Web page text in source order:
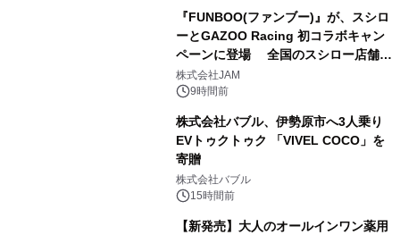
『FUNBOO(ファンブー)』が、スシロ
ーとGAZOO Racing 初コラボキャン
ペーンに登場 全国のスシロー店舗で
GR 4車種の FUNBOO(ミニカー)付き
メニューが展開されます
株式会社JAM
9時間前
株式会社バブル、伊勢原市へ3人乗り
EVトゥクトゥク 「VIVEL COCO」を
寄贈
株式会社バブル
15時間前
【新発売】大人のオールインワン薬用